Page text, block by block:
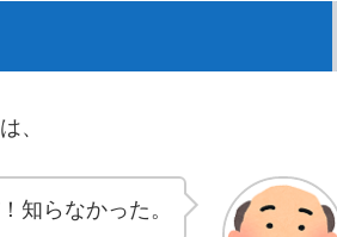
、
知らなかった。